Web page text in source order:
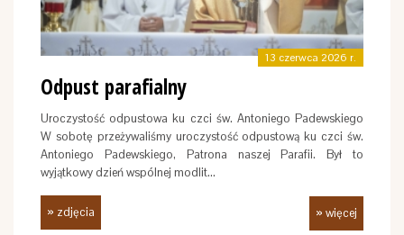
13 czerwca 2026 r.
Odpust parafialny
Uroczystość odpustowa ku czci św. Antoniego Padewskiego
W sobotę przeżywaliśmy uroczystość odpustową ku czci św.
Antoniego Padewskiego, Patrona naszej Parafii. Był to
wyjątkowy dzień wspólnej modlit…
» zdjęcia » więcej